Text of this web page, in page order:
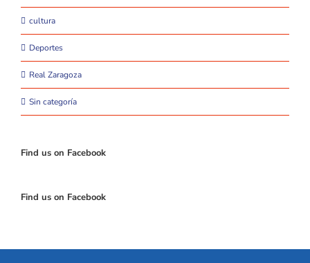
cultura
Deportes
Real Zaragoza
Sin categoría
Find us on Facebook
Find us on Facebook